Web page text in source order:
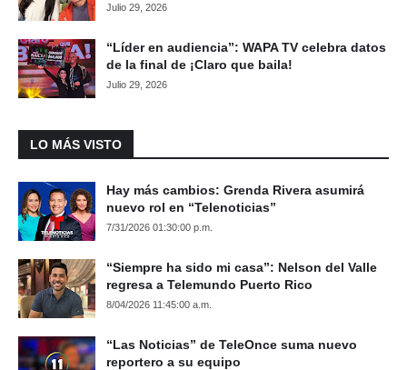
Julio 29, 2026
“Líder en audiencia”: WAPA TV celebra datos
de la final de ¡Claro que baila!
Julio 29, 2026
LO MÁS VISTO
Hay más cambios: Grenda Rivera asumirá
nuevo rol en “Telenoticias”
7/31/2026 01:30:00 p.m.
“Siempre ha sido mi casa”: Nelson del Valle
regresa a Telemundo Puerto Rico
8/04/2026 11:45:00 a.m.
“Las Noticias” de TeleOnce suma nuevo
reportero a su equipo